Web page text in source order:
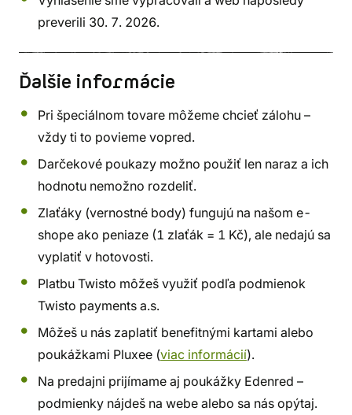
preverili 30. 7. 2026.
Ďalšie informácie
Pri špeciálnom tovare môžeme chcieť zálohu –
vždy ti to povieme vopred.
Darčekové poukazy možno použiť len naraz a ich
hodnotu nemožno rozdeliť.
Zlaťáky (vernostné body) fungujú na našom e-
shope ako peniaze (1 zlaťák = 1 Kč), ale nedajú sa
vyplatiť v hotovosti.
Platbu Twisto môžeš využiť podľa podmienok
Twisto payments a.s.
Môžeš u nás zaplatiť benefitnými kartami alebo
poukážkami Pluxee (viac informácií).
Na predajni prijímame aj poukážky Edenred –
podmienky nájdeš na webe alebo sa nás opýtaj.